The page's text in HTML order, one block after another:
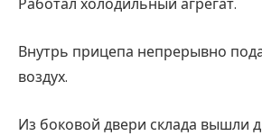
Работал холодильный агрегат.
Внутрь прицепа непрерывно
воздух.
Из боковой двери склада вышли